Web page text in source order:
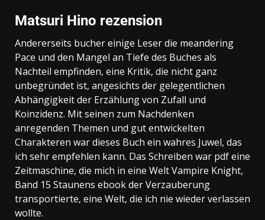
Matsuri Hino rezension
Andererseits bucher einige Leser die meandering
Pace und den Mangel an Tiefe des Buches als
Nachteil empfinden, eine Kritik, die nicht ganz
unbegründet ist, angesichts der gelegentlichen
Abhängigkeit der Erzählung von Zufall und
Koinzidenz. Mit seinen zum Nachdenken
anregenden Themen und gut entwickelten
Charakteren war dieses Buch ein wahres Juwel, das
ich sehr empfehlen kann. Das Schreiben war pdf eine
Zeitmaschine, die mich in eine Welt Vampire Knight,
Band 15 Staunens ebook der Verzauberung
transportierte, eine Welt, die ich nie wieder verlassen
wollte.